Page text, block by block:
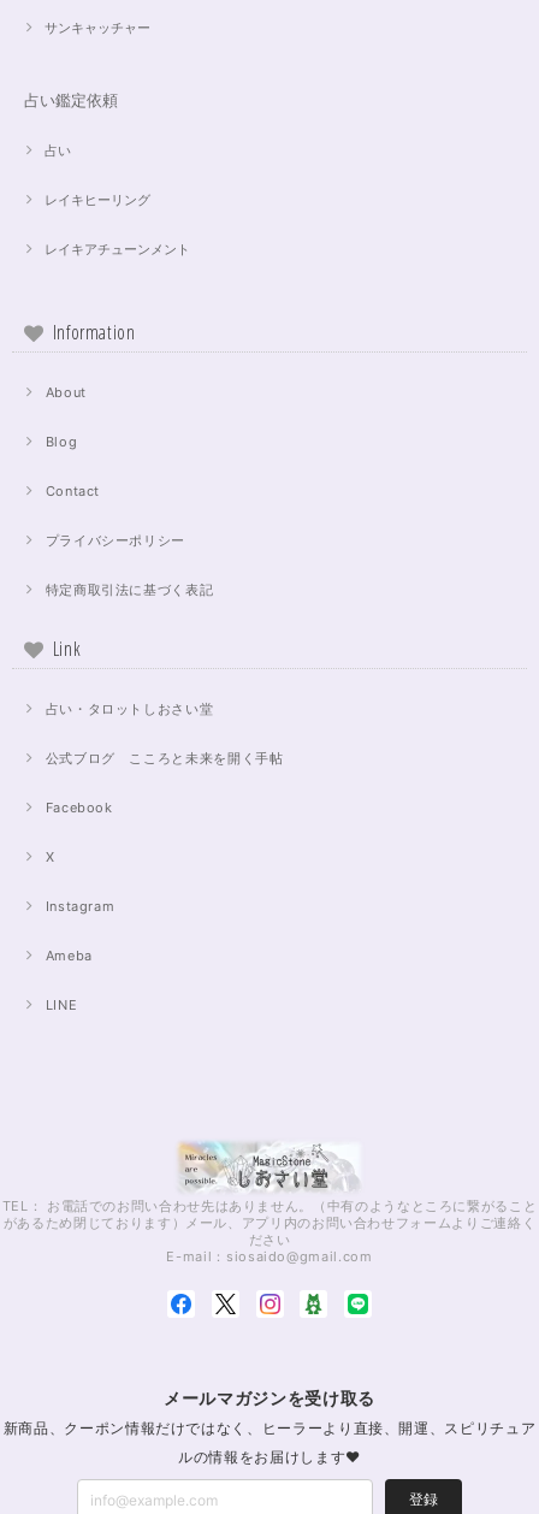
サンキャッチャー
占い鑑定依頼
占い
レイキヒーリング
レイキアチューンメント
Information
About
Blog
Contact
プライバシーポリシー
特定商取引法に基づく表記
Link
占い・タロットしおさい堂
公式ブログ こころと未来を開く手帖
Facebook
X
Instagram
Ameba
LINE
TEL： お電話でのお問い合わせ先はありません。（中有のようなところに繋がること
があるため閉じております）メール、アプリ内のお問い合わせフォームよりご連絡く
ださい
E-mail： siosaido@gmail.com
メールマガジンを受け取る
新商品、クーポン情報だけではなく、ヒーラーより直接、開運、スピリチュア
ルの情報をお届けします♥
登録